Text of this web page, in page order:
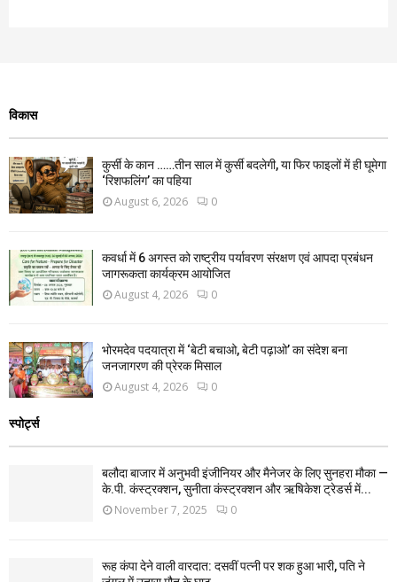
विकास
कुर्सी के कान ……तीन साल में कुर्सी बदलेगी, या फिर फाइलों में ही घूमेगा
‘रिशफलिंग’ का पहिया
August 6, 2026 0
कवर्धा में 6 अगस्त को राष्ट्रीय पर्यावरण संरक्षण एवं आपदा प्रबंधन
जागरूकता कार्यक्रम आयोजित
August 4, 2026 0
भोरमदेव पदयात्रा में ‘बेटी बचाओ, बेटी पढ़ाओ’ का संदेश बना
जनजागरण की प्रेरक मिसाल
August 4, 2026 0
स्पोर्ट्स
बलौदा बाजार में अनुभवी इंजीनियर और मैनेजर के लिए सुनहरा मौका —
के.पी. कंस्ट्रक्शन, सुनीता कंस्ट्रक्शन और ऋषिकेश ट्रेडर्स में...
November 7, 2025 0
रूह कंपा देने वाली वारदात: दसवीं पत्नी पर शक हुआ भारी, पति ने